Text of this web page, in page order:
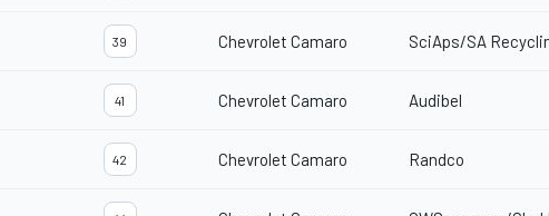
39 Chevrolet Camaro SciAps/SA
41 Chevrolet Camaro Audibel
42 Chevrolet Camaro Randco